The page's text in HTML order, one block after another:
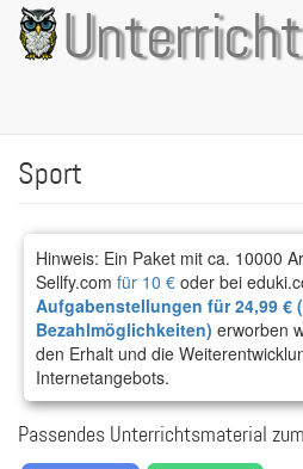
Direkt
zum
Inhalt
Sport
Hinweis: Ein Paket mit ca. 10000
Sellfy.com für 10 € oder bei
Aufgabenstellungen für 24,99 €
Bezahlmöglichkeiten) erworben
den Erhalt und die
Internetangebots.
Passendes Unterrichtsmaterial